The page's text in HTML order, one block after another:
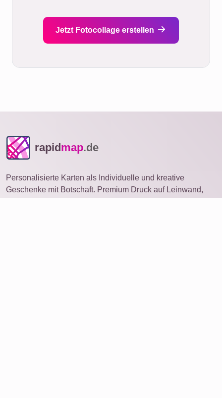
Jetzt Fotocollage erstellen
rapidmap.de
Personalisierte Karten als Individuelle und kreative
Geschenke mit Botschaft. Premium Druck auf Leinwand,